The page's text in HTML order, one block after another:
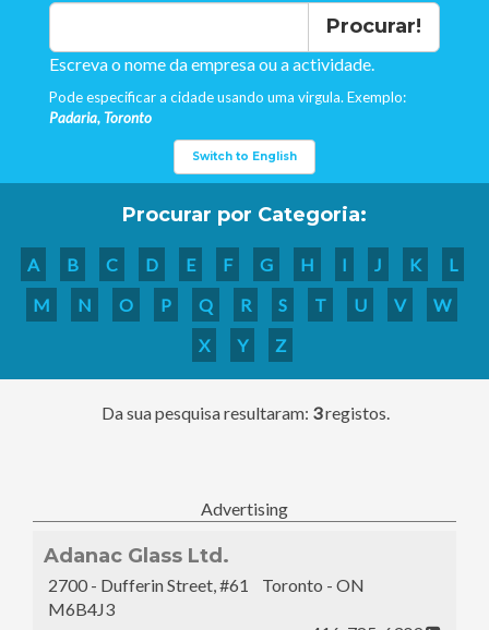
Procurar!
Escreva o nome da empresa ou a actividade.
Pode especificar a cidade usando uma virgula. Exemplo:
Padaria, Toronto
Switch to English
Procurar por Categoria:
A B C D E F G H I J K
L
M
N O P Q R S T U V
W
X
Y Z
Da sua pesquisa resultaram: 3registos.
Advertising
Adanac Glass Ltd.
2700 - Dufferin Street, #61 Toronto - ON
M6B4J3